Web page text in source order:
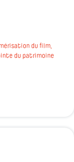
du film,
du patrimoine